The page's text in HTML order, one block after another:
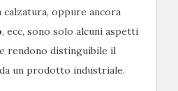
oppure ancora
, ecc, sono solo alcuni aspetti
rendono distinguibile il
un prodotto industriale.